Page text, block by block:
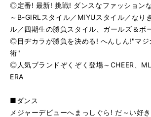
◎定番! 最新! 挑戦! ダンスなファッション
～B-GIRLスタイル／MIYUスタイル／なり
ル／四期生の勝負スタイル、ガールズ＆ボ
◎目ヂカラが勝負を決める! へんしん!"マジ
術"
◎人気ブランドぞくぞく登場～CHEER、
ERA
■ダンス
メジャーデビューへまっしぐら! だ～い好